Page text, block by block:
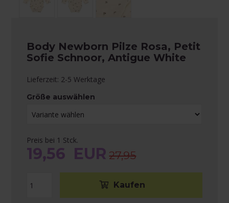
Body Newborn Pilze Rosa, Petit
Sofie Schnoor, Antigue White
Lieferzeit: 2-5 Werktage
Größe auswählen
Preis bei 1 Stck.
19,56 EUR 27,95